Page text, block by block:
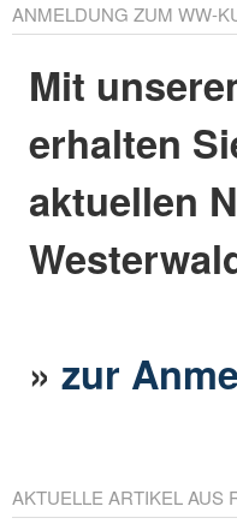
ANMELDUNG ZUM WW-
Mit
erhalten
aktuellen
»zur
AKTUELLE ARTIKEL AUS